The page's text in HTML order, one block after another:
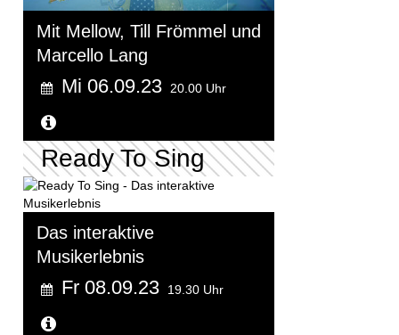
Mit Mellow, Till Frömmel und
Marcello Lang
Mi 06.09.23 20.00 Uhr
Ready To Sing
Das interaktive
Musikerlebnis
Fr 08.09.23 19.30 Uhr